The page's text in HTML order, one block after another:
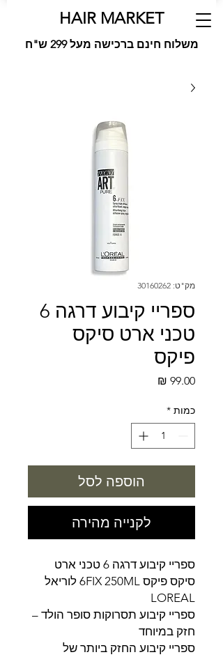
HAIR MARKET
משלוח חינם ברכישה מעל 299 ש"ח
מק"ט: 30160262
ספריי קיבוע דרגה 6
טכני ארט סיקס
פיקס
כמות *
הוספה לסל
לקנייה מהירה
ספריי קיבוע דרגה 6 טכני ארט
סיקס פיקס 6FIX 250ML לוריאל
LOREAL
ספריי קיבוע תסרוקות סופר הולד –
חזק במיוחד
ספריי קיבוע החזק ביותר של